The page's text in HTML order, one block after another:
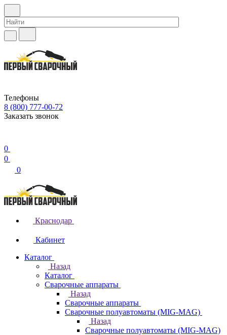
Телефоны
8 (800) 777-00-72
Заказать звонок
0
0
0
Краснодар
Кабинет
Каталог
Назад
Каталог
Сварочные аппараты
Назад
Сварочные аппараты
Сварочные полуавтоматы (MIG-MAG)
Назад
Сварочные полуавтоматы (MIG-MAG)